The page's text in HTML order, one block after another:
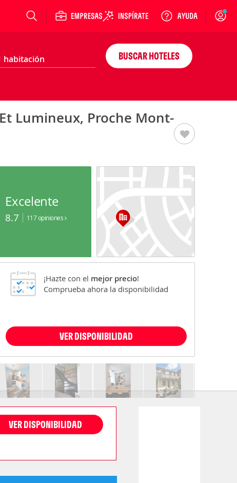
Login
BUSCAR HOTELES
Lumineux, Proche Mont-
Excelente
8.7 117 opiniones
¡Hazte con el mejor precio!
Comprueba ahora la disponibilidad
VER DISPONIBILIDAD
VER DISPONIBILIDAD